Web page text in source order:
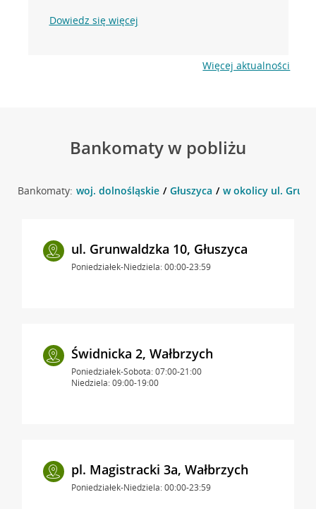
Dowiedz się więcej
Więcej aktualności
Bankomaty w pobliżu
Bankomaty: woj. dolnośląskie Głuszyca w okolicy ul.
ul. Grunwaldzka 10, Głuszyca
Poniedziałek-Niedziela: 00:00-23:59
Świdnicka 2, Wałbrzych
Poniedziałek-Sobota: 07:00-21:00
Niedziela: 09:00-19:00
pl. Magistracki 3a, Wałbrzych
Poniedziałek-Niedziela: 00:00-23:59